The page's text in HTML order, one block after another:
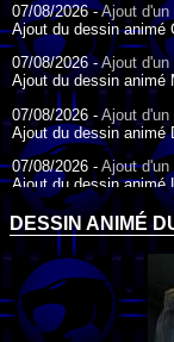
07/08/2026 -Ajout
Ajout du dessin animé
07/08/2026 -Ajout
Ajout du dessin animé
07/08/2026 - Ajout
Ajout du dessin animé
07/08/2026 - Ajout
Ajout du dessin animé
07/08/2026 -Ajout d'un
Ajout du dessin animé
17/07/2026 -Ajout d'un
Ajout du dessin animé
17/07/2026 - Ajout
DESSIN ANIMÉ